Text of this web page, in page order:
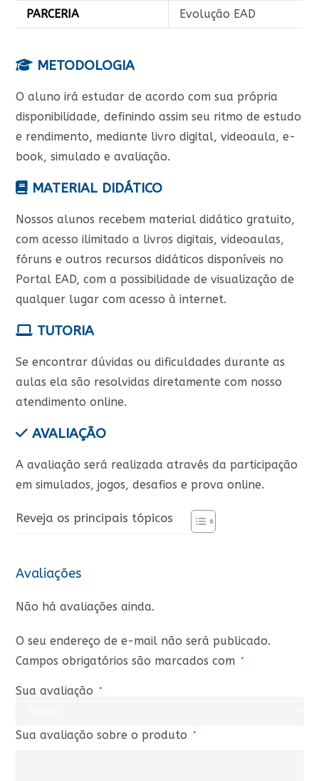
PARCERIA Evolução EAD
METODOLOGIA
O aluno irá estudar de acordo com sua própria
disponibilidade, definindo assim seu ritmo de estudo
e rendimento, mediante livro digital, videoaula, e-
book, simulado e avaliação.
MATERIAL DIDÁTICO
Nossos alunos recebem material didático gratuito,
com acesso ilimitado a livros digitais, videoaulas,
fóruns e outros recursos didáticos disponíveis no
Portal EAD, com a possibilidade de visualização de
qualquer lugar com acesso à internet.
TUTORIA
Se encontrar dúvidas ou dificuldades durante as
aulas ela são resolvidas diretamente com nosso
atendimento online.
AVALIAÇÃO
A avaliação será realizada através da participação
em simulados, jogos, desafios e prova online.
Reveja os principais tópicos
Avaliações
Não há avaliações ainda.
O seu endereço de e-mail não será publicado.
Campos obrigatórios são marcados com
*
Sua avaliação *
Sua avaliação sobre o produto *